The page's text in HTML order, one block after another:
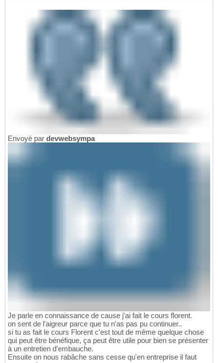
Envoyé par devwebsympa
Je parle en connaissance de cause j'ai fait le cours florent.
on sent de l'aigreur parce que tu n'as pas pu continuer..
si tu as fait le cours Florent c'est tout de même quelque chose
qui peut être bénéfique, ça peut être utile pour bien se présenter
à un entretien d'embauche.
Ensuite on nous rabâche sans cesse qu'en entreprise il faut